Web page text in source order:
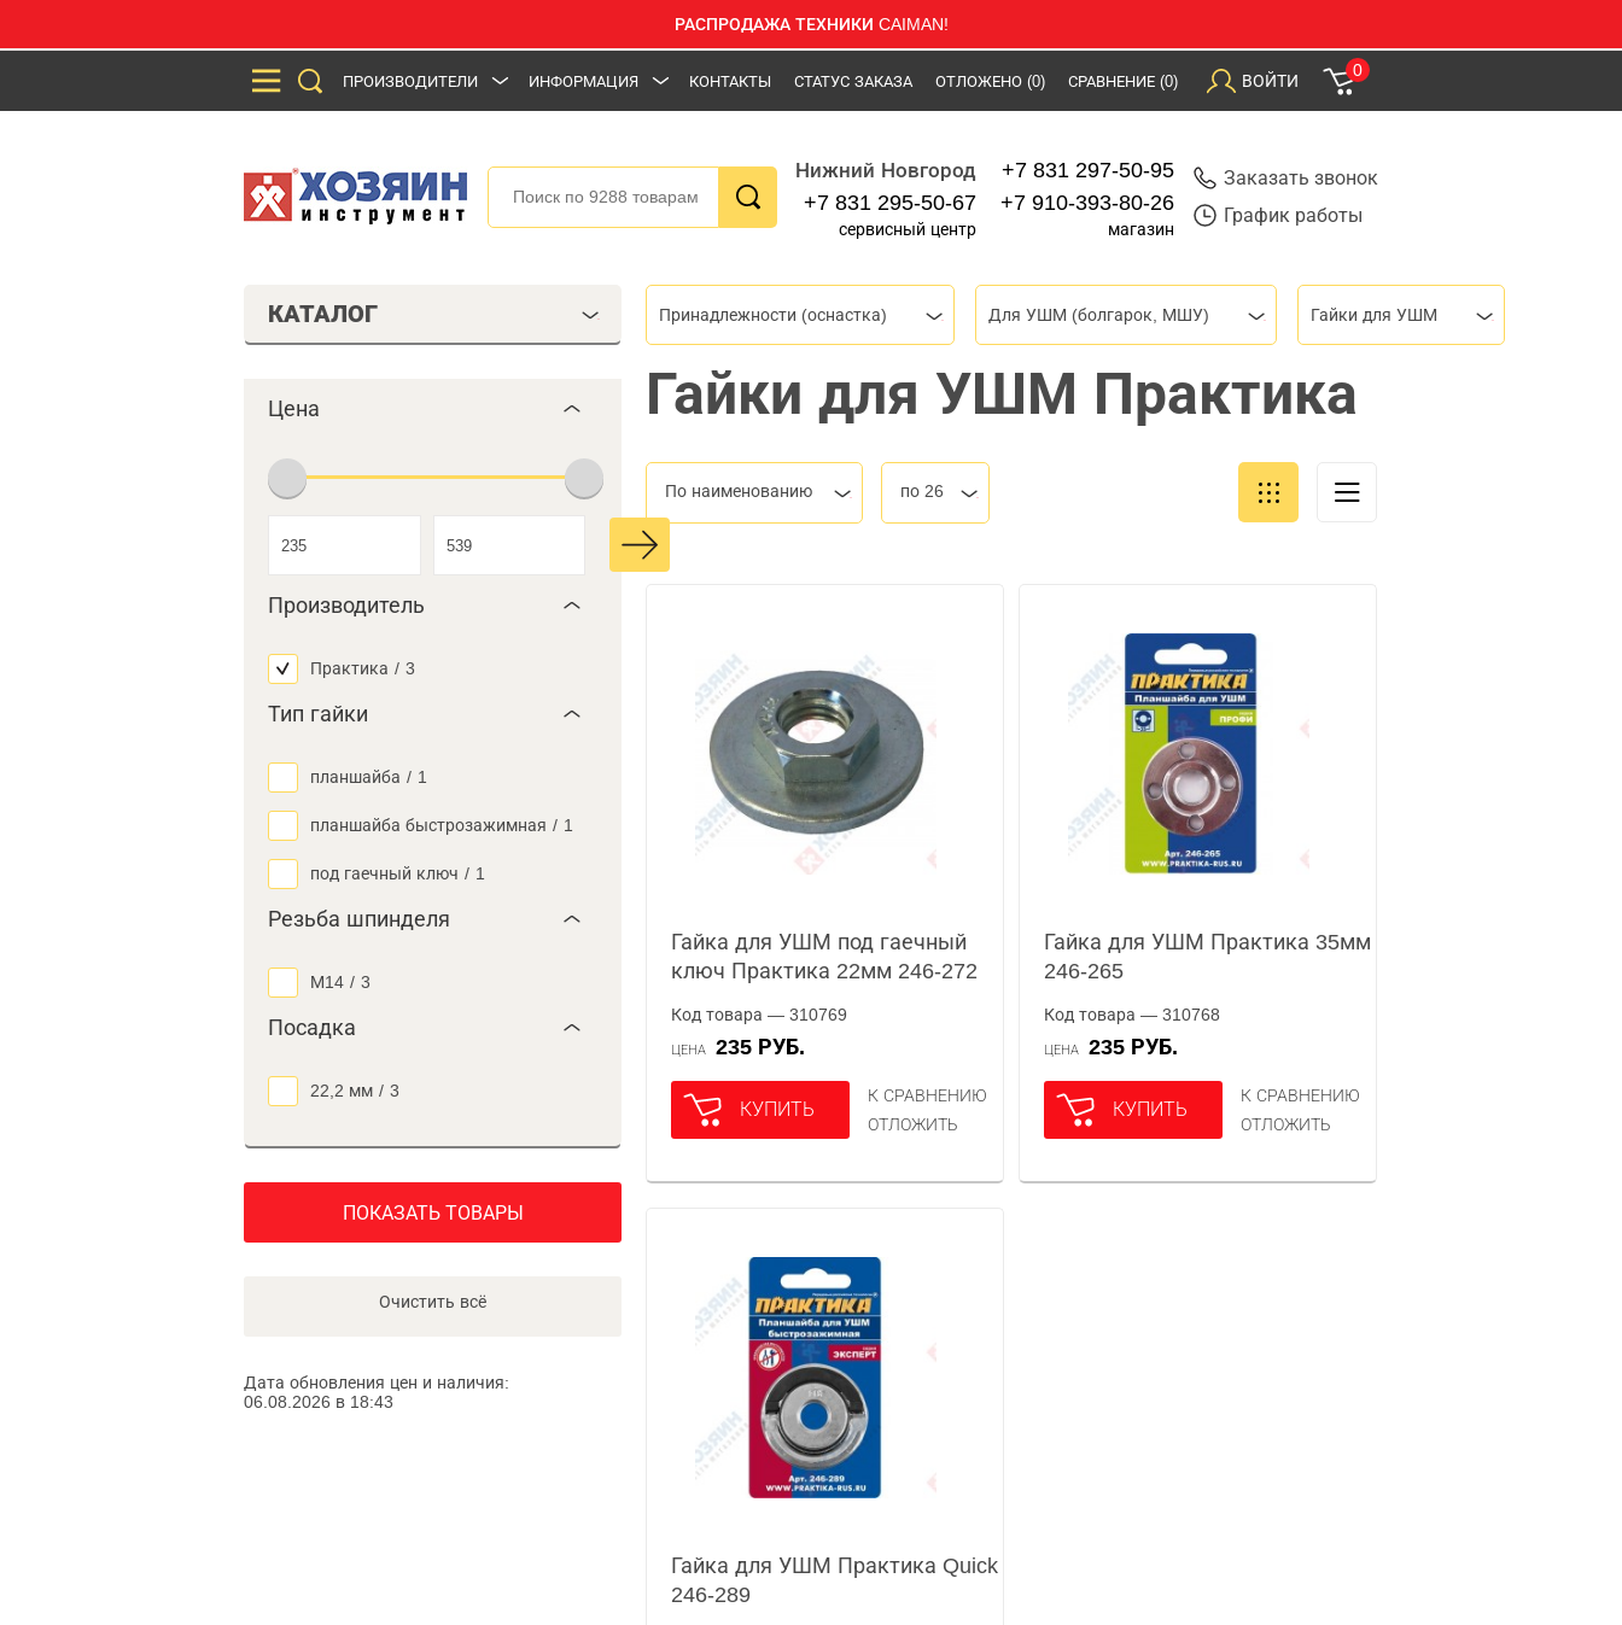
РАСПРОДАЖА ТЕХНИКИ CAIMAN!
ПРОИЗВОДИТЕЛИ ИНФОРМАЦИЯ КОНТАКТЫ СТАТУС ЗАКАЗА ОТЛОЖЕНО (0) СРАВНЕНИЕ (0) ВОЙТИ
0
Нижний Новгород
+7 831 295-50-67
сервисный центр
+7 831 297-50-95
+7 910-393-80-26
магазин
Заказать звонок
График работы
КАТАЛОГ
Цена
Производитель
Практика / 3
Тип гайки
планшайба / 1
планшайба быстрозажимная / 1
под гаечный ключ / 1
Резьба шпинделя
М14 / 3
Посадка
22,2 мм / 3
ПОКАЗАТЬ ТОВАРЫ
Очистить всё
Дата обновления цен и наличия:
06.08.2026 в 18:43
Принадлежности (оснастка) Для УШМ (болгарок, МШУ) Гайки для УШМ
Гайки для УШМ Практика
По наименованию по 26
Гайка для УШМ под гаечный
ключ Практика 22мм 246-272
Код товара — 310769
ЦЕНА 235 РУБ.
КУПИТЬ
К СРАВНЕНИЮ
ОТЛОЖИТЬ
Гайка для УШМ Практика 35мм
246-265
Код товара — 310768
ЦЕНА 235 РУБ.
КУПИТЬ
К СРАВНЕНИЮ
ОТЛОЖИТЬ
Гайка для УШМ Практика Quick
246-289